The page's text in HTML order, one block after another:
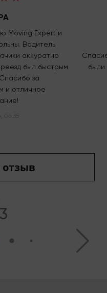
Moving Expert и
Водитель
аккуратно
был быстрым
за
и отличное
были
отзыв
3